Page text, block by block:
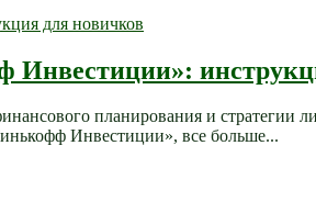
Инвестиции»:
планирования и стратегии
Инвестиции», все больше...